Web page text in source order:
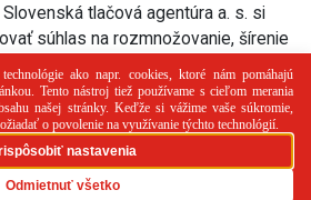
tlačová agentúra a. s. si
súhlas na rozmnožovanie, šírenie